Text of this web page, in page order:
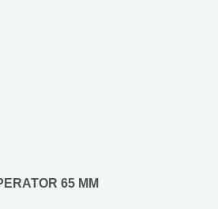
65 MM